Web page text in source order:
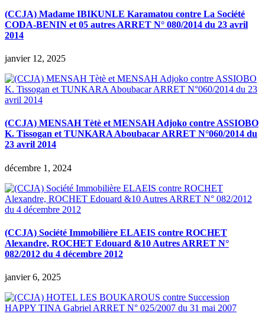
(CCJA) Madame IBIKUNLE Karamatou contre La Société
CODA-BENIN et 05 autres ARRET N° 080/2014 du 23 avril
2014
janvier 12, 2025
(CCJA) MENSAH Tètè et MENSAH Adjoko contre ASSIOBO
K. Tissogan et TUNKARA Aboubacar ARRET N°060/2014 du
23 avril 2014
décembre 1, 2024
(CCJA) Société Immobilière ELAEIS contre ROCHET
Alexandre, ROCHET Edouard &10 Autres ARRET N°
082/2012 du 4 décembre 2012
janvier 6, 2025